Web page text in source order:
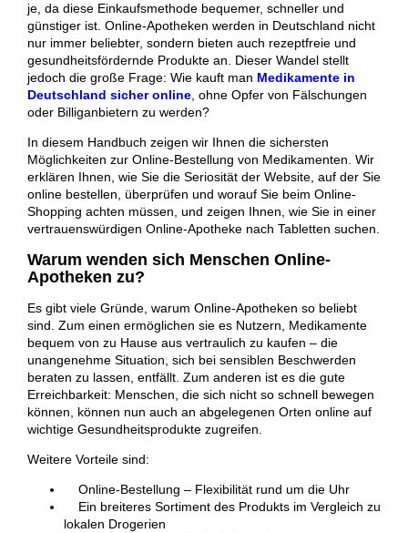
je, da diese Einkaufsmethode bequemer, schneller und
günstiger ist. Online-Apotheken werden in Deutschland nicht
nur immer beliebter, sondern bieten auch rezeptfreie und
gesundheitsfördernde Produkte an. Dieser Wandel stellt
jedoch die große Frage: Wie kauft man Medikamente in
Deutschland sicher online, ohne Opfer von Fälschungen
oder Billiganbietern zu werden?
In diesem Handbuch zeigen wir Ihnen die sichersten
Möglichkeiten zur Online-Bestellung von Medikamenten. Wir
erklären Ihnen, wie Sie die Seriosität der Website, auf der Sie
online bestellen, überprüfen und worauf Sie beim Online-
Shopping achten müssen, und zeigen Ihnen, wie Sie in einer
vertrauenswürdigen Online-Apotheke nach Tabletten suchen.
Warum wenden sich Menschen Online-
Apotheken zu?
Es gibt viele Gründe, warum Online-Apotheken so beliebt
sind. Zum einen ermöglichen sie es Nutzern, Medikamente
bequem von zu Hause aus vertraulich zu kaufen – die
unangenehme Situation, sich bei sensiblen Beschwerden
beraten zu lassen, entfällt. Zum anderen ist es die gute
Erreichbarkeit: Menschen, die sich nicht so schnell bewegen
können, können nun auch an abgelegenen Orten online auf
wichtige Gesundheitsprodukte zugreifen.
Weitere Vorteile sind:
Online-Bestellung – Flexibilität rund um die Uhr
Ein breiteres Sortiment des Produkts im Vergleich zu
lokalen Drogerien